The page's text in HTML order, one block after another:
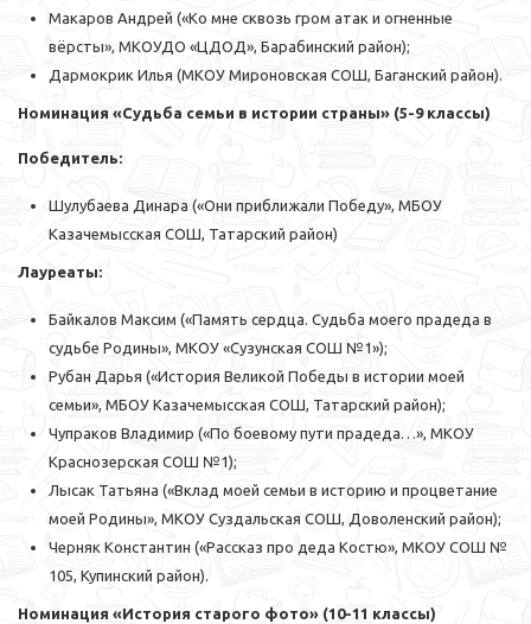
Макаров Андрей («Ко мне сквозь гром атак и огненные
вёрсты», МКОУДО «ЦДОД», Барабинский район);
Дармокрик Илья (МКОУ Мироновская СОШ, Баганский район).
Номинация «Судьба семьи в истории страны» (5-9 классы)
Победитель:
Шулубаева Динара («Они приближали Победу», МБОУ
Казачемысская СОШ, Татарский район)
Лауреаты:
Байкалов Максим («Память сердца. Судьба моего прадеда в
судьбе Родины», МКОУ «Сузунская СОШ №1»);
Рубан Дарья («История Великой Победы в истории моей
семьи», МБОУ Казачемысская СОШ, Татарский район);
Чупраков Владимир («По боевому пути прадеда…», МКОУ
Краснозерская СОШ №1);
Лысак Татьяна («Вклад моей семьи в историю и процветание
моей Родины», МКОУ Суздальская СОШ, Доволенский район);
Черняк Константин («Рассказ про деда Костю», МКОУ СОШ №
105, Купинский район).
Номинация «История старого фото» (10-11 классы)